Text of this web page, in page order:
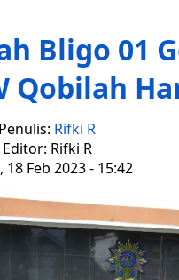
Bligo 01
Qobilah
Penulis: Rifki R
Editor: Rifki R
18 Feb 2023 - 15:42